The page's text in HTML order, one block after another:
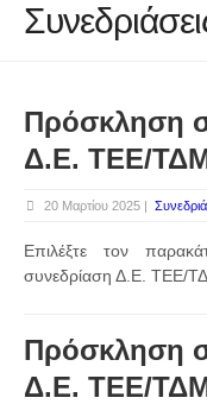
Πρόσκληση
Δ.Ε. ΤΕΕ/ΤΔΜ
20 Μαρτίου 2025 |
Επιλέξτε τον
συνεδρίαση Δ.Ε. ΤΕΕ/
Πρόσκληση
Δ.Ε. ΤΕΕ/ΤΔΜ